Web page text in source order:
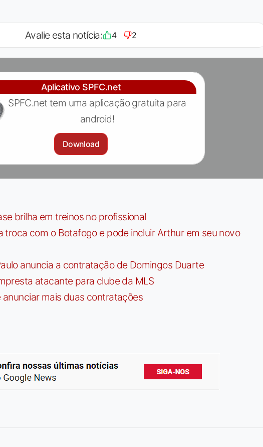
Avalie esta notícia: 4 2
Aplicativo SPFC.net
SPFC.net tem uma aplicação gratuita para
android!
Download
brilha em treinos no profissional
troca com o Botafogo e pode incluir Arthur em seu novo
anuncia a contratação de Domingos Duarte
atacante para clube da MLS
anunciar mais duas contratações